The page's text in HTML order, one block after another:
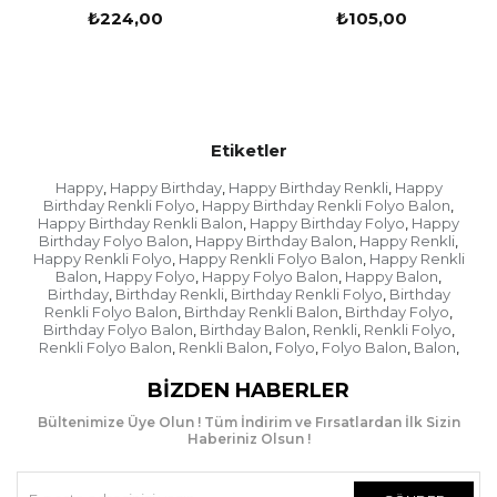
Happy Birthday Renkli Balon
Son yıllarda parti organizasyon ve özel gün
organizasyonlarında sıklıkla mekanı güzelleştirmek
için balon tercih edilmektedir. Balonlar eskiden beri
insanın mutluluğunu sembolize eden materyaller
arasında bulunmaktadır. Bu nedenle birçok insan
kullanarak mekanları süslemeye tercih etmektedir.
Karakterli folyo balon üretimi ve satışı yapan
partioutlet markası her çeşit balona ulaşmayı ve
Etiketler
Happy, Happy Birthday, Happy Birthday Renkli, Happy
Birthday Renkli Folyo, Happy Birthday Renkli Folyo Balon,
Happy Birthday Renkli Balon, Happy Birthday Folyo, Happy
Birthday Folyo Balon, Happy Birthday Balon, Happy Renkli,
Happy Renkli Folyo, Happy Renkli Folyo Balon, Happy Renkli
Balon, Happy Folyo, Happy Folyo Balon, Happy Balon,
Birthday, Birthday Renkli, Birthday Renkli Folyo, Birthday
Renkli Folyo Balon, Birthday Renkli Balon, Birthday Folyo,
Birthday Folyo Balon, Birthday Balon, Renkli, Renkli Folyo,
Renkli Folyo Balon, Renkli Balon, Folyo, Folyo Balon, Balon,
BIZDEN HABERLER
Bültenimize Üye Olun ! Tüm İndirim ve Fırsatlardan İlk Sizin
Haberiniz Olsun !